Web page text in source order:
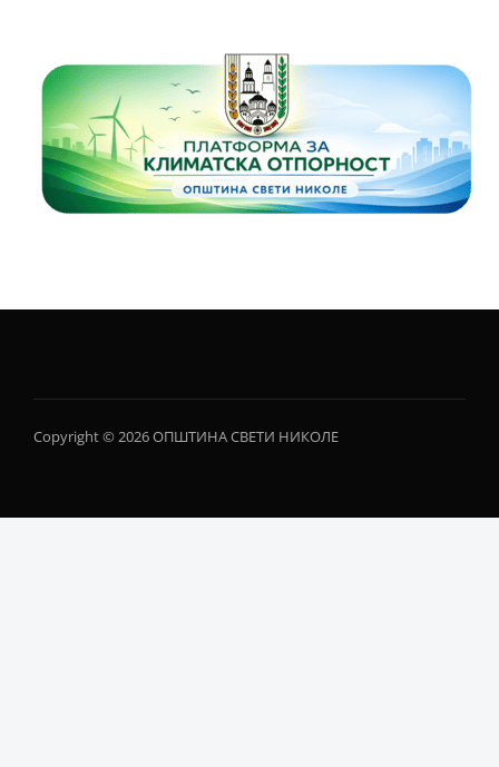
Copyright © 2026 ОПШТИНА СВЕТИ НИКОЛЕ